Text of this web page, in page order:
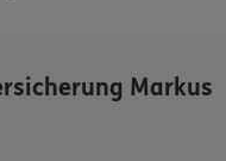
Markus